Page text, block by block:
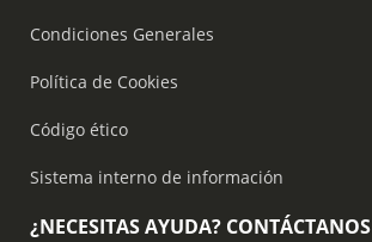
Condiciones Generales
Política de Cookies
Código ético
Sistema interno de información
¿NECESITAS AYUDA? CONTÁCTANOS